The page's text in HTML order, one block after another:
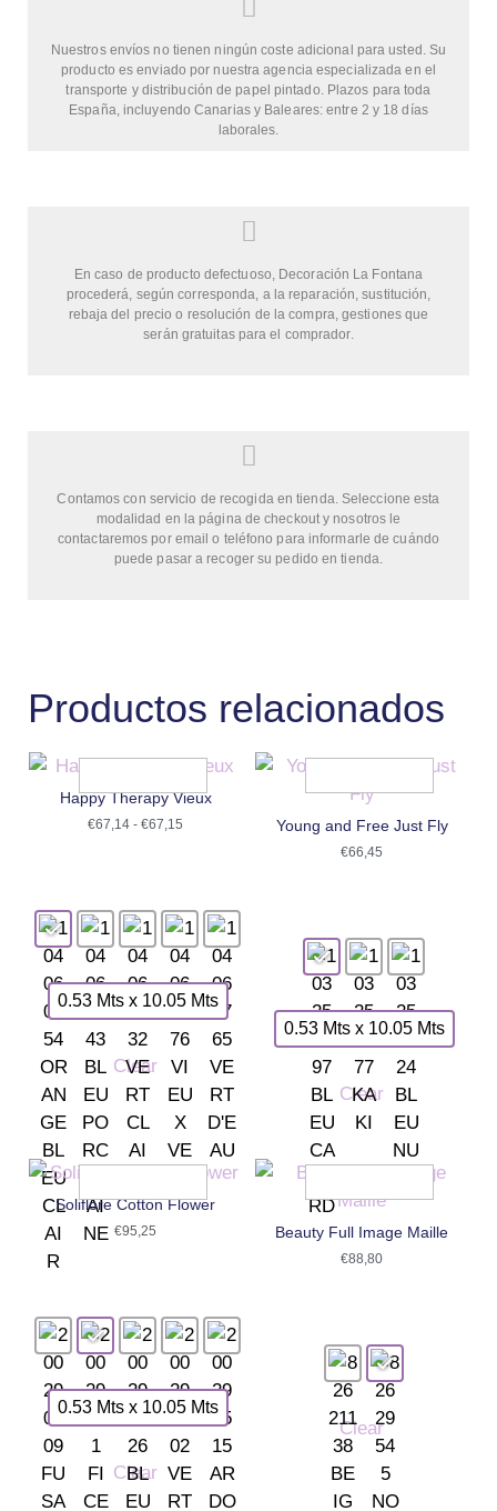
Nuestros envíos no tienen ningún coste adicional para usted. Su
producto es enviado por nuestra agencia especializada en el
transporte y distribución de papel pintado. Plazos para toda
España, incluyendo Canarias y Baleares: entre 2 y 18 días
laborales.
En caso de producto defectuoso, Decoración La Fontana
procederá, según corresponda, a la reparación, sustitución,
rebaja del precio o resolución de la compra, gestiones que
serán gratuitas para el comprador.
Contamos con servicio de recogida en tienda. Seleccione esta
modalidad en la página de checkout y nosotros le
contactaremos por email o teléfono para informarle de cuándo
puede pasar a recoger su pedido en tienda.
Productos relacionados
Happy Therapy Vieux
€67,14 - €67,15
0.53 Mts x 10.05 Mts
Clear
Young and Free Just Fly
€66,45
0.53 Mts x 10.05 Mts
Clear
Soliflore Cotton Flower
€95,25
0.53 Mts x 10.05 Mts
Clear
Beauty Full Image Maille
€88,80
Clear